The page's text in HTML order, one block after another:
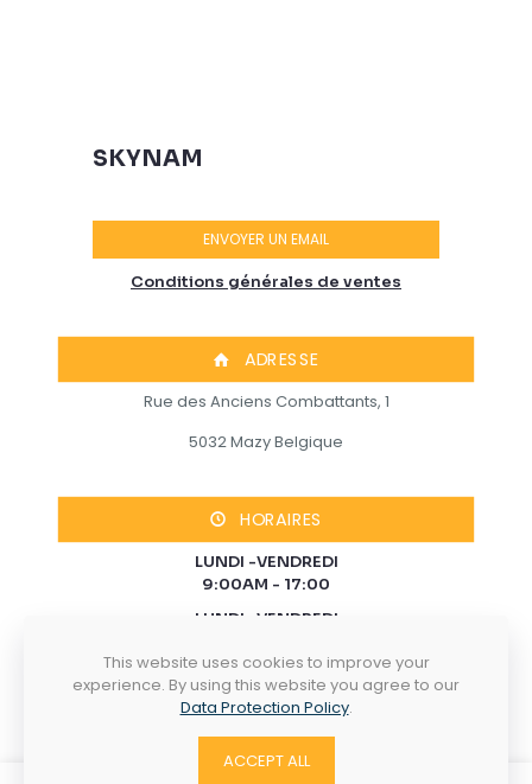
SKYNAM
ENVOYER UN EMAIL
Conditions générales de ventes
ADRESSE
Rue des Anciens Combattants, 1
5032 Mazy Belgique
HORAIRES
LUNDI -VENDREDI
9:00AM - 17:00
LUNDI -VENDREDI
TELEPHONE
This website uses cookies to improve your
experience. By using this website you agree to our
Data Protection Policy.
ACCEPT ALL